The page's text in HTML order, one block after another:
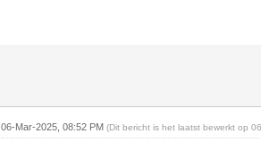
06-Mar-2025, 08:52 PM(Dit bericht is het laatst bewerkt op